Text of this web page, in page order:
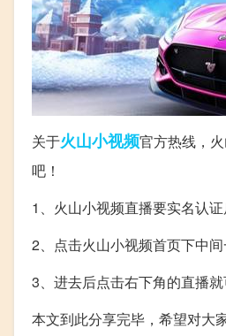
关于火山小视频官方热线，
吧！
1、火山小视频直播要实名认证
2、点击火山小视频首页下中间
3、进去后点击右下角的直播就
本文到此分享完毕，希望对大